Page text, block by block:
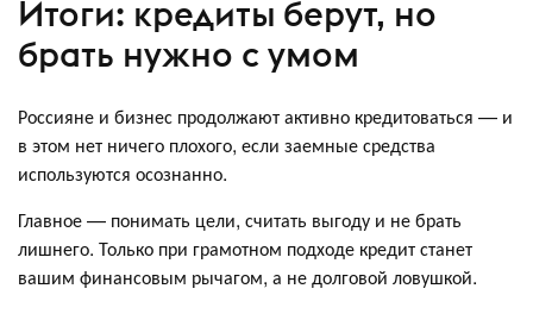
Итоги: кредиты берут, но
брать нужно с умом
Россияне и бизнес продолжают активно кредитоваться — и
в этом нет ничего плохого, если заемные средства
используются осознанно.
Главное — понимать цели, считать выгоду и не брать
лишнего. Только при грамотном подходе кредит станет
вашим финансовым рычагом, а не долговой ловушкой.